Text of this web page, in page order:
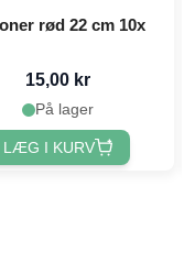
rød 22 cm 10x
15,00 kr
På lager
LÆG I KURV